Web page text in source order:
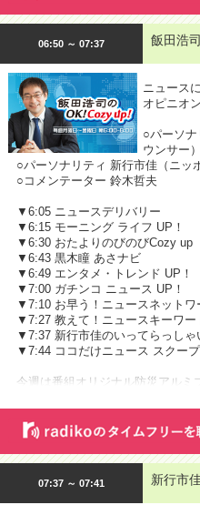
06:50 ～ 07:37 飯田浩
ニュース
オピニオ
○パーソ
ウンサー）
○パーソナリティ 新行市佳（ニッ
○コメンテーター 鈴木哲夫
▼6:05 ニュースデリバリー
▼6:15 モーニング ライフ UP！
▼6:30 おたよりのびのびCozy up
▼6:43 黒木瞳 あさナビ
▼6:49 エンタメ・トレンド UP！
▼7:00 ガチンコ ニュース UP！
▼7:10 お早う！ニュースネットワ
▼7:27 教えて！ニュースキーワー
▼7:37 新行市佳のいってらっしゃ
▼7:44 ココだけニュース スクープ
今週は番組オリジナル防災アルミ
07:37 ～ 07:41 新行市